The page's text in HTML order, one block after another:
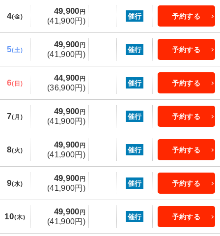
4(金)
49,900 円
(41,900円)
催行 予約する
5(土)
49,900 円
(41,900円)
催行 予約する
6(日)
44,900 円
(36,900円)
催行 予約する
7(月)
49,900 円
(41,900円)
催行 予約する
8(火)
49,900 円
(41,900円)
催行 予約する
9(水)
49,900 円
(41,900円)
催行 予約する
10(木)
49,900 円
(41,900円)
催行 予約する